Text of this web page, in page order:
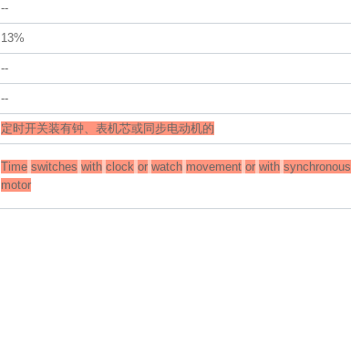
--
13%
--
--
定时开关装有钟、表机芯或同步电动机的
Time switches with clock or watch movement or with synchronous
motor